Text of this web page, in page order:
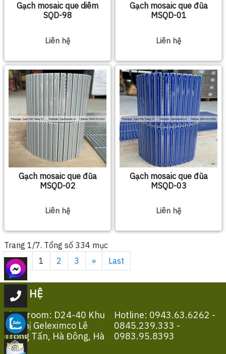
Gạch mosaic que diêm
SQD-98
Liên hệ
Gạch mosaic que đũa
MSQD-01
Liên hệ
Gạch mosaic que đũa
MSQD-02
Liên hệ
Gạch mosaic que đũa
MSQD-03
Liên hệ
Trang 1/7. Tổng số 334 mục
First
1 2 3 » Last
LIÊN HỆ
Showroom: D24-40 Khu
Đô Thị Geleximco Lê
Trọng Tấn, Hà Đông, Hà
Nội
Hotline: 0943.63.6262 -
0845.239.333 -
0983.95.8393